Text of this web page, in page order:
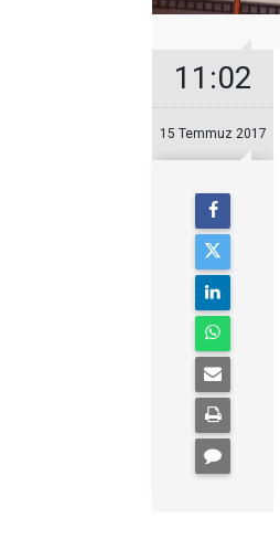
11:02
15 Temmuz 2017